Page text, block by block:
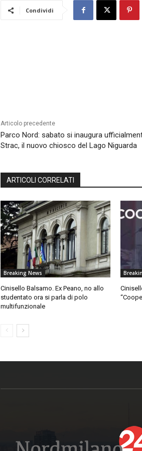
Condividi
Articolo precedente
Parco Nord: sabato si inaugura
Strac, il nuovo chiosco del Lago Niguarda
ARTICOLI CORRELATI
Breaking News
Cinisello Balsamo. Ex Peano, no allo
studentato ora si parla di polo
multifunzionale